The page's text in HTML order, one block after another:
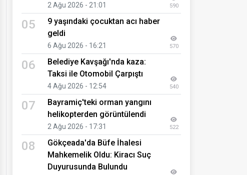
2 Ağu 2026 - 21:01 590
05
9 yaşındaki çocuktan acı haber
geldi
6 Ağu 2026 - 16:21 570
06
Belediye Kavşağı'nda kaza:
Taksi ile Otomobil Çarpıştı
4 Ağu 2026 - 12:54 540
07
Bayramiç'teki orman yangını
helikopterden görüntülendi
2 Ağu 2026 - 17:31 522
08
Gökçeada'da Büfe İhalesi
Mahkemelik Oldu: Kiracı Suç
Duyurusunda Bulundu